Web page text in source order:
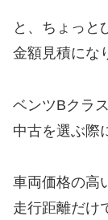
と、ちょっと
金額見積にな
ベンツBクラ
中古を選ぶ際
車両価格の高
走行距離だけ